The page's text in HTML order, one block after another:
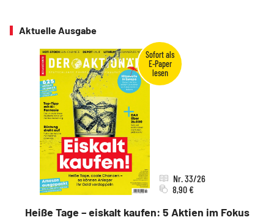
Aktuelle Ausgabe
Heiße Tage – eiskalt kaufen: 5 Aktien im Fokus
Nr. 33/26
8,90 €